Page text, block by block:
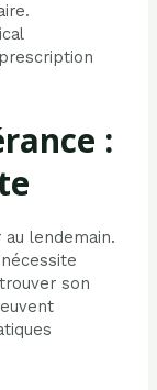
:
lendemain.
son